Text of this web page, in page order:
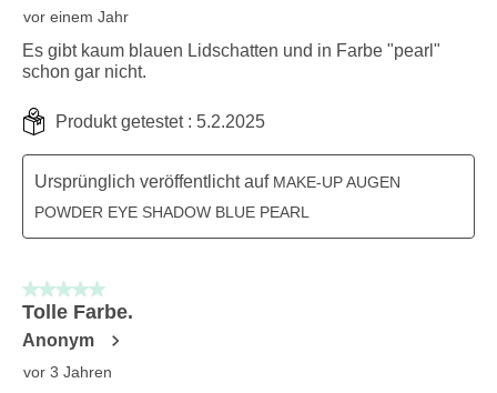
vor einem Jahr
Es gibt kaum blauen Lidschatten und in Farbe "pearl"
schon gar nicht.
Produkt getestet : 5.2.2025
Ursprünglich veröffentlicht auf MAKE-UP AUGEN
POWDER EYE SHADOW BLUE PEARL
5 von 5 Sternen.
Tolle Farbe.
Anonym
vor 3 Jahren